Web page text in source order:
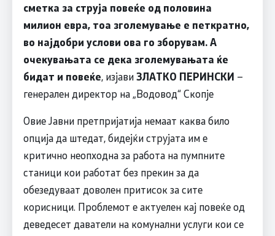
сметка за струја повеќе од половина
милион евра, тоа зголемување е петкратно,
во најдобри услови ова го зборувам. А
очекувањата се дека зголемувањата ќе
бидат и повеќе, изјавиЗЛАТКО ПЕРИНСКИ –
генерален директор на „Водовод“ Скопје
Овие Јавни претпријатија немаат каква било
опција да штедат, бидејќи струјата им е
критично неопходна за работа на пумпните
станици кои работат без прекин за да
обезедуваат доволен притисок за сите
корисници. Проблемот е актуелен кај повеќе од
деведесет даватели на комунални услуги кои се